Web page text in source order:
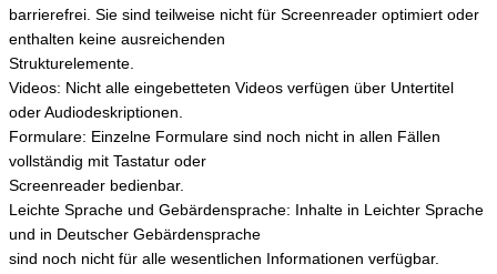
barrierefrei. Sie sind teilweise nicht für Screenreader optimiert oder
enthalten keine ausreichenden
Strukturelemente.
Videos: Nicht alle eingebetteten Videos verfügen über Untertitel
oder Audiodeskriptionen.
Formulare: Einzelne Formulare sind noch nicht in allen Fällen
vollständig mit Tastatur oder
Screenreader bedienbar.
Leichte Sprache und Gebärdensprache: Inhalte in Leichter Sprache
und in Deutscher Gebärdensprache
sind noch nicht für alle wesentlichen Informationen verfügbar.